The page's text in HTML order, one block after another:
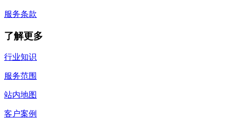
服务条款
了解更多
行业知识
服务范围
站内地图
客户案例